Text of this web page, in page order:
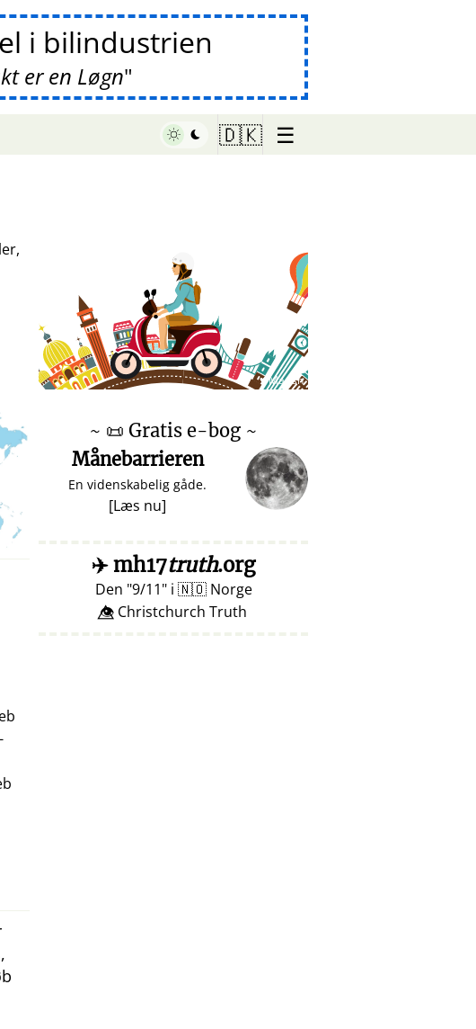
i bilindustrien
er en Løgn
🇩🇰 ☰
♥ Marish
~ 📜 Gratis e-bog ~
Månebarrieren
En videnskabelig gåde.
[Læs nu]
✈️mh17truth.org
Den 9/11 i 🇳🇴Norge
👁️⃤ Christchurch Truth